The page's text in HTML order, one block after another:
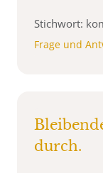
Stichwort:
Frage und
durch.